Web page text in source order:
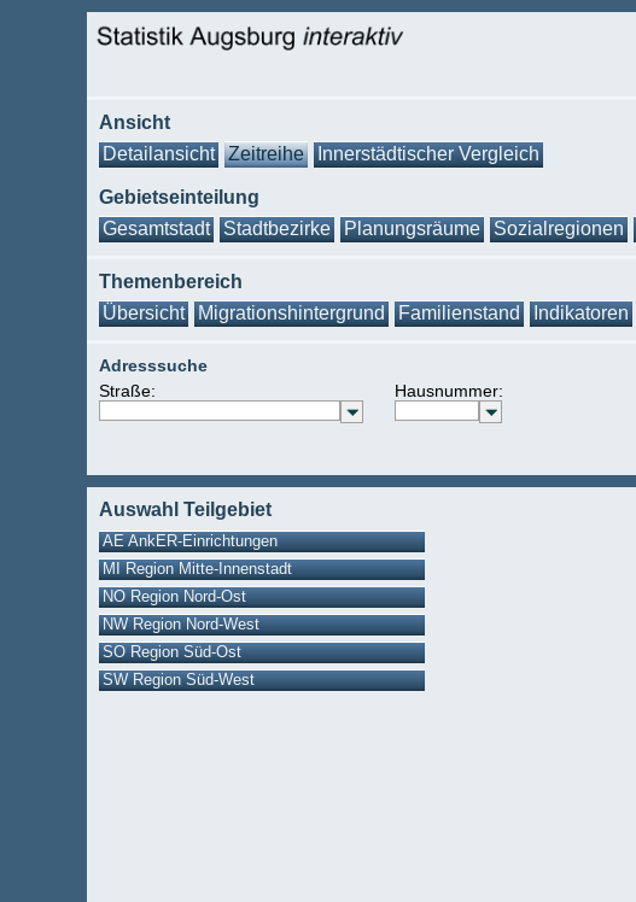
Ansicht
Detailansicht
Zeitreihe Innerstädtischer Vergleich
Gebietseinteilung
Gesamtstadt
Stadtbezirke Planungsräume Sozialregionen
Themenbereich
Übersicht
Migrationshintergrund Familienstand Indikatoren
Adresssuche
Straße:
Hausnummer:
Auswahl Teilgebiet
AE AnkER-Einrichtungen
MI Region Mitte-Innenstadt
NO Region Nord-Ost
NW Region Nord-West
SO Region Süd-Ost
SW Region Süd-West